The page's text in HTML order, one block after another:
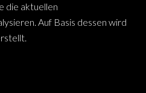
die aktuellen
Auf Basis dessen wird